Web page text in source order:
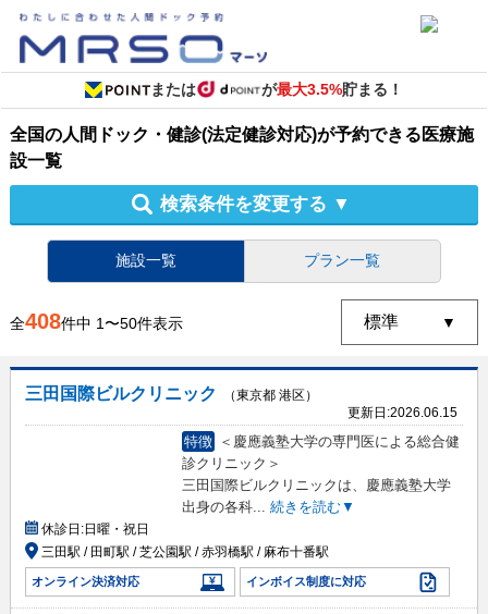
または が最大3.5%貯まる！
全国の人間ドック・健診(法定健診対応)が予約できる医療施
設一覧
検索条件を変更する ▼
施設一覧 プラン一覧
全408件中 1〜50件表示
三田国際ビルクリニック
（東京都 港区）
更新日:2026.06.15
特徴
＜慶應義塾大学の専門医による総合健
診クリニック＞
三田国際ビルクリニックは、慶應義塾大学
出身の各科... 続きを読む▼
休診日:日曜・祝日
三田駅 / 田町駅 / 芝公園駅 / 赤羽橋駅 / 麻布十番駅
オンライン決済対応 インボイス制度に対応